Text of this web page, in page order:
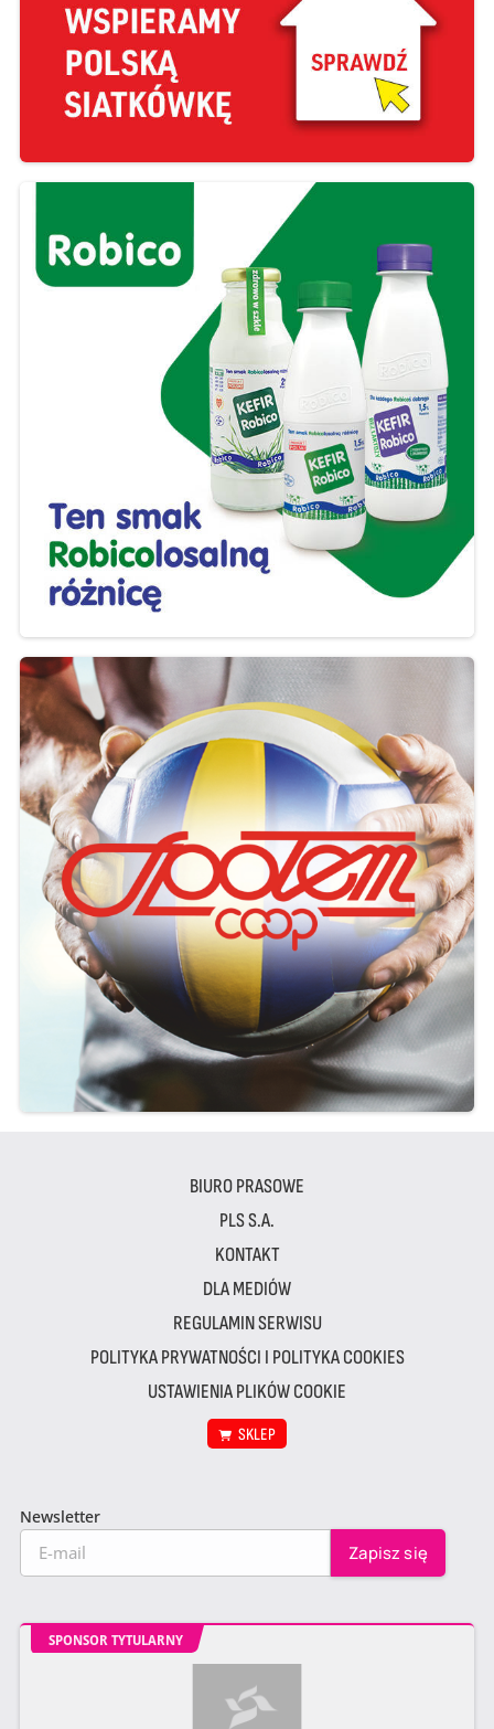
BIURO PRASOWE
PLS S.A.
KONTAKT
DLA MEDIÓW
REGULAMIN SERWISU
POLITYKA PRYWATNOŚCI I POLITYKA COOKIES
USTAWIENIA PLIKÓW COOKIE
SKLEP
Newsletter
SPONSOR TYTULARNY